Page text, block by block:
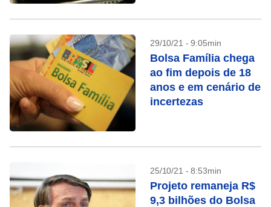
29/10/21 - 9:05min
Bolsa Família chega
ao fim depois de 18
anos e em cenário de
incertezas
25/10/21 - 8:53min
Projeto remaneja R$
9,3 bilhões do Bolsa